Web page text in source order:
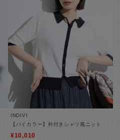
INDIVI
【バイカラー】衿付きシャツ風ニット
¥10,010